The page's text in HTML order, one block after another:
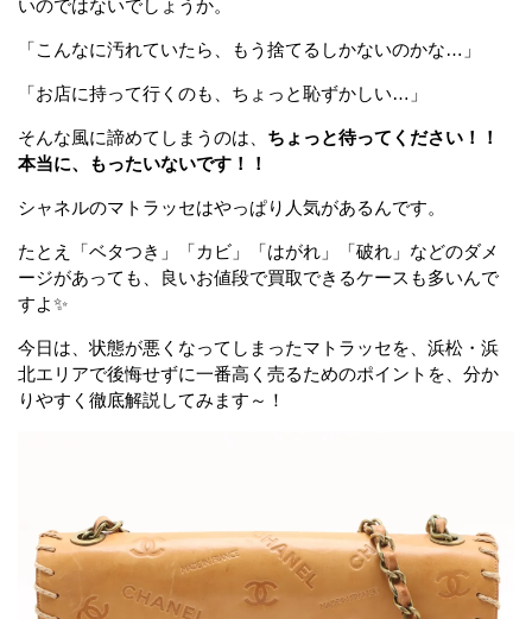
いのではないでしょうか。
「こんなに汚れていたら、もう捨てるしかないのかな…」
「お店に持って行くのも、ちょっと恥ずかしい…」
そんな風に諦めてしまうのは、 ちょっと待ってください！！
本当に、もったいないです！！
シャネルのマトラッセはやっぱり人気があるんです。
たとえ「ベタつき」「カビ」「はがれ」「破れ」などのダメ
ージがあっても、良いお値段で買取できるケースも多いんで
すよ✨
今日は、状態が悪くなってしまったマトラッセを、浜松・浜
北エリアで後悔せずに一番高く売るためのポイントを、分か
りやすく徹底解説してみます～！